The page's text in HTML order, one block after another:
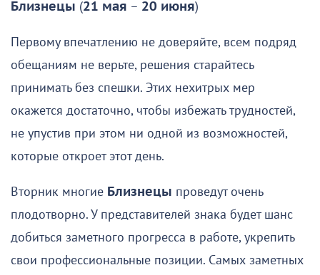
Близнецы (21 мая – 20 июня)
Первому впечатлению не доверяйте, всем подряд
обещаниям не верьте, решения старайтесь
принимать без спешки. Этих нехитрых мер
окажется достаточно, чтобы избежать трудностей,
не упустив при этом ни одной из возможностей,
которые откроет этот день.
Вторник многие Близнецы проведут очень
плодотворно. У представителей знака будет шанс
добиться заметного прогресса в работе, укрепить
свои профессиональные позиции. Самых заметных